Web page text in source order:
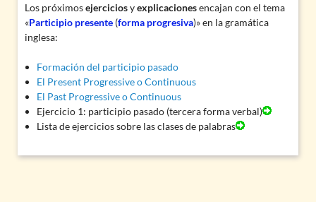
Los próximosejerciciosyexplicacionesencajan con el tema
«Participio presente(forma progresiva)» en la gramática
inglesa:
Formación del participio pasado
El Present Progressive o Continuous
El Past Progressive o Continuous
Ejercicio 1: participio pasado (tercera forma verbal)
Lista de ejercicios sobre las clases de palabras